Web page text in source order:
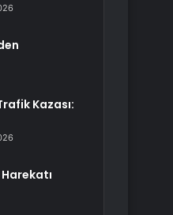
Kazası:
Harekatı